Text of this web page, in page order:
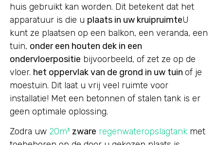
huis gebruikt kan worden. Dit betekent dat het
apparatuur is die u plaats in uw kruipruimteU
kunt ze plaatsen op een balkon, een veranda, een
tuin, onder een houten dek in een
ondervloerpositie bijvoorbeeld, of zet ze op de
vloer. het oppervlak van de grond in uw tuin of je
moestuin. Dit laat u vrij veel ruimte voor
installatie! Met een betonnen of stalen tank is er
geen optimale oplossing.
Zodra uw 20m³ zware regenwateropslagtank met